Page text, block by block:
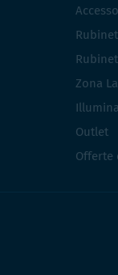
Zona
Outlet
Offerte